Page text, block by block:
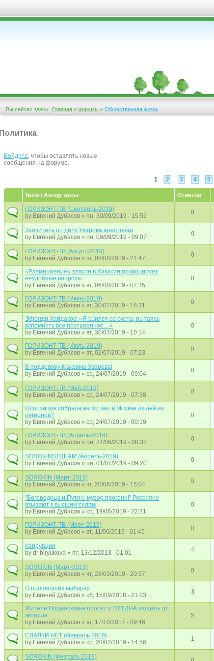
Вы сейчас здесь:
Вы здесь
Главная » Форумы » Общественная жизнь
Политика
Войдите, чтобы оставлять новые
сообщения на форуме.
Страницы
1 2 3 4 5
Тема / Автор темы Ответов
ГОРИЗОНТ-ТВ (Сентябрь-2019)
by Евгений Дубасов » пн, 30/09/2019 - 15:59 0
Заявитель по делу Уварова арестован
by Евгений Дубасов » пн, 09/09/2019 - 09:07 0
ГОРИЗОНТ-ТВ (Август-2019)
by Евгений Дубасов » чт, 08/08/2019 - 21:47 0
«Размножение» власти в Хакасии провоцирует
неудобные вопросы
by Евгений Дубасов » вт, 06/08/2019 - 07:35
0
ГОРИЗОНТ-ТВ (Июнь-2019)
by Евгений Дубасов » вт, 30/07/2019 - 18:31 0
Эфенди Хайдаков: «Я сбился со счета, пытаясь
вспомнить все построенное…»
by Евгений Дубасов » вт, 30/07/2019 - 10:14
0
ГОРИЗОНТ-ТВ (Июль-2019)
by Евгений Дубасов » вт, 02/07/2019 - 07:23 0
В поддержку Максима Уварова!
by Евгений Дубасов » ср, 24/07/2019 - 09:04 0
ГОРИЗОНТ-ТВ (Май-2019)
by Евгений Дубасов » ср, 24/07/2019 - 07:38 0
Оппозиция собрала на митинг в Москве людей из
регионов?
by Евгений Дубасов » ср, 24/07/2019 - 00:19
0
ГОРИЗОНТ-ТВ (Апрель-2019)
by Евгений Дубасов » пн, 24/06/2019 - 08:32 0
SOROKINSTREAM (Апрель-2019)
by Евгений Дубасов » пн, 01/07/2019 - 09:20 0
SOROKIN (Март-2019)
by Евгений Дубасов » чт, 20/06/2019 - 15:04 0
"Богородица и Путин, мусор прогони!" Россияне
взывают к высшим силам
by Евгений Дубасов » ср, 19/06/2019 - 22:31
0
ГОРИЗОНТ-ТВ (Март-2019)
by Евгений Дубасов » вт, 11/06/2019 - 01:45 0
Коррупция
by dr biryukova » пт, 13/12/2013 - 01:01 4
SOROKIN (Март-2019)
by Евгений Дубасов » чт, 28/03/2019 - 20:57 0
О прошедших выборах
by Евгений Дубасов » сб, 15/09/2018 - 21:03 3
Жители Подмосковья просят у ПУТИНА защиты от
экоцида
by Евгений Дубасов » вт, 17/10/2017 - 09:46
5
СВАЛКИ НЕТ (Февраль 2019)
by Евгений Дубасов » ср, 20/02/2019 - 14:56 1
SOROKIN (Февраль 2019)